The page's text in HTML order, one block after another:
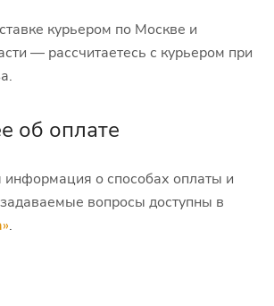
курьером по Москве и
— рассчитаетесь с курьером при
об оплате
информация о способах оплаты и
вопросы доступны в
.